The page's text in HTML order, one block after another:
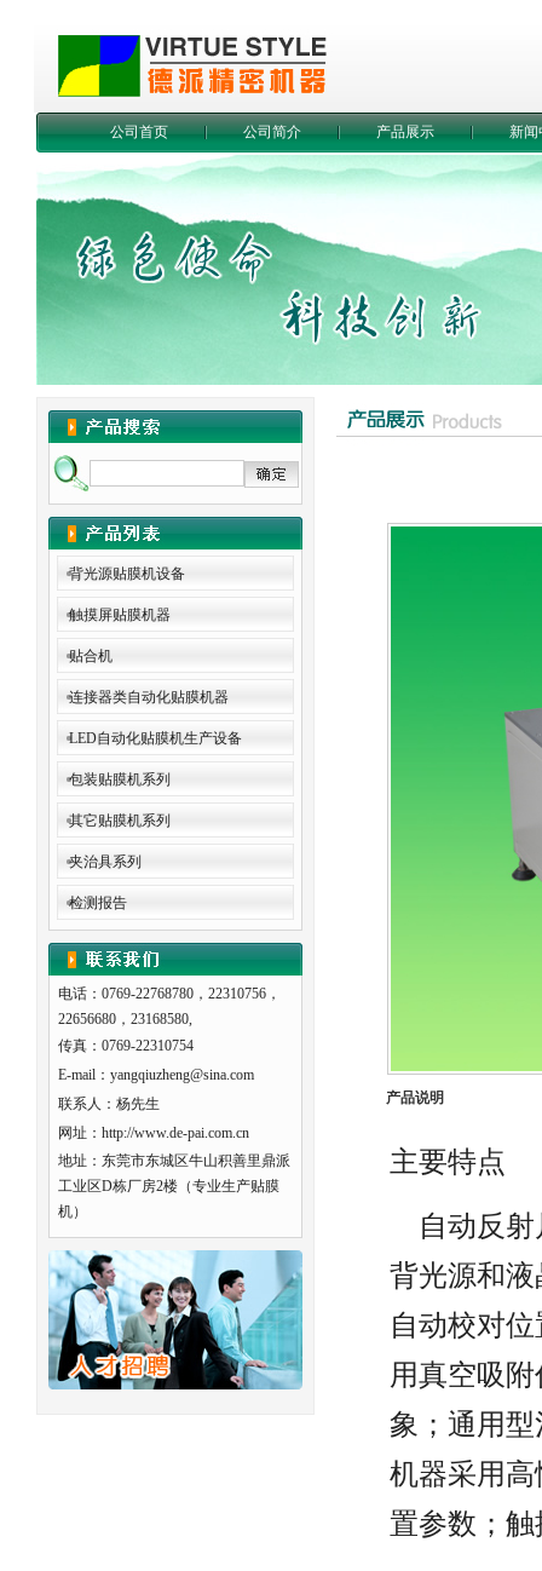
公司首页 公司简介 产品展示 新闻
背光源贴膜机设备
触摸屏贴膜机器
贴合机
连接器类自动化贴膜机器
LED自动化贴膜机生产设备
包装贴膜机系列
其它贴膜机系列
夹治具系列
检测报告
电话：0769-22768780，22310756，
22656680，23168580,
传真：0769-22310754
E-mail：yangqiuzheng@sina.com
联系人：杨先生
网址：http://www.de-pai.com.cn
地址：东莞市东城区牛山积善里鼎派
工业区D栋厂房2楼（专业生产贴膜
机）
产品说明
主要特点
自动反射
背光源和
自动校对
用真空吸
象；通用
机器采用
置参数；